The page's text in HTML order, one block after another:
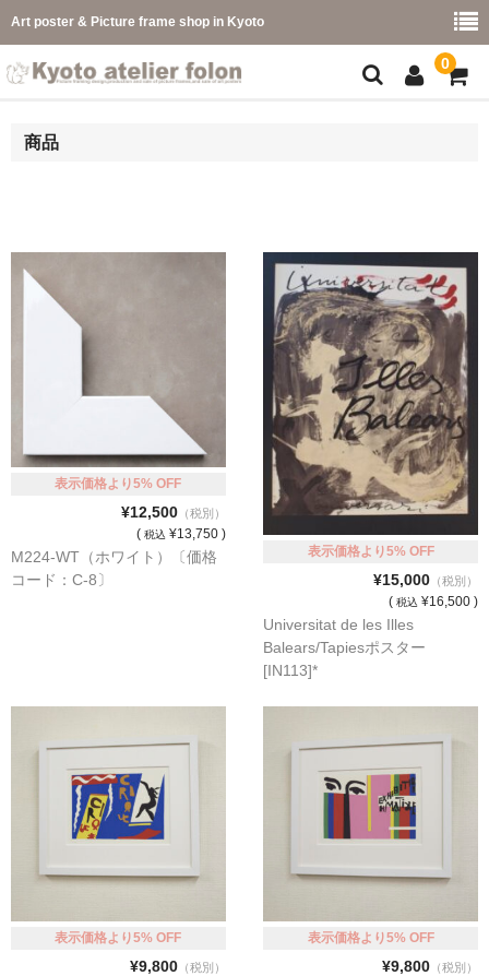
Art poster & Picture frame shop in Kyoto
0
額縁フレーム
フレーム幅別
こどもさくひんフレーム
幅広マット付額縁フレーム-展覧会などに-
マット付額縁フレーム-おしゃれな空間に-
仕様変更
簡単スタンド
額装テープ
商品
表示価格より5% OFF
¥12,500（税別）
( 税込 ¥13,750 )
M224-WT（ホワイト）〔価格
コード：C-8〕
表示価格より5% OFF
¥15,000（税別）
( 税込 ¥16,500 )
Universitat de les Illes
Balears/Tapiesポスター
[IN113]*
表示価格より5% OFF
¥9,800（税別）
表示価格より5% OFF
¥9,800（税別）